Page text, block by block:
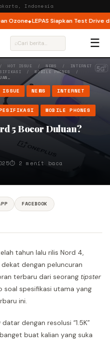
Indonesia
LEPAS Siapkan Test Drive
⌕ ☰
HOT ISSUE / NEWS /
INTERNET
/MOBILE PHONES
/
ISSUE NEWS INTERNET
MOBILE PHONES
5 Bocor Duluan?
⏱ 2 menit baca
FACEBOOK
tahun lalu rilis Nord 4,
dengan peluncuran
terbaru dari seorang tipster
soal spesifikasi utama yang
ini.
datar dengan resolusi “1.5K”
buat kalian yang suka